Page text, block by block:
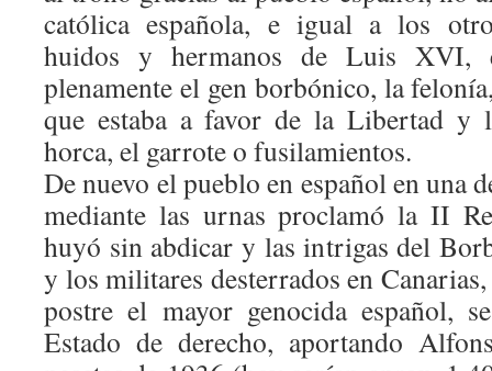
católica española, e igual a los
huidos y hermanos de Luis XVI,
plenamente el gen borbónico, la
que estaba a favor de la Libertad y
horca, el garrote o fusilamientos.
De nuevo el pueblo en español en una
mediante las urnas proclamó la II
huyó sin abdicar y las intrigas del
y los militares desterrados en
postre el mayor genocida español,
Estado de derecho, aportando